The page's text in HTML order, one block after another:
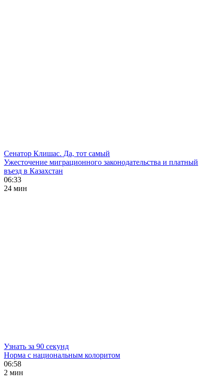
Сенатор Клишас. Да, тот самый
Ужесточение миграционного законодательства и платный
въезд в Казахстан
06:33
24 мин
Узнать за 90 секунд
Норма с национальным колоритом
06:58
2 мин